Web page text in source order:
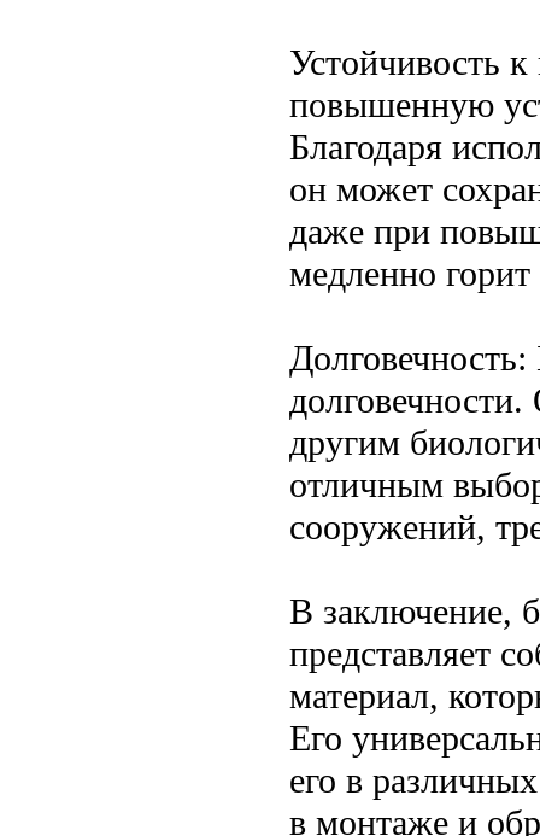
Устойчивость
повышенную
Благодаря
он может
даже при
медленно
другим
отличным
сооружений,
В заключение,
представляет
материал,
Его
его в
в монтаже и